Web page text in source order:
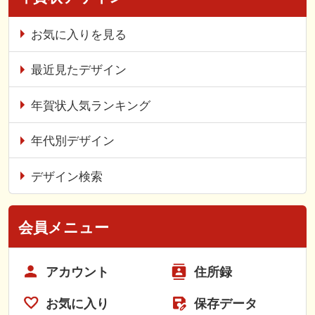
お気に入りを見る
最近見たデザイン
年賀状人気ランキング
年代別デザイン
デザイン検索
会員メニュー
アカウント 住所録
お気に入り 保存データ